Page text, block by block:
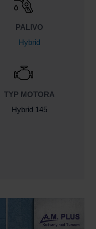
PALIVO
Hybrid
TYP MOTORA
Hybrid 145